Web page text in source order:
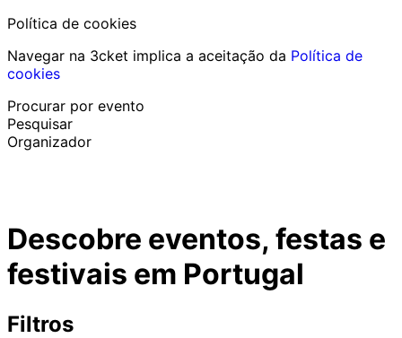
Política de cookies
Navegar na 3cket implica a aceitação da Política de
cookies
Procurar por evento
Pesquisar
Organizador
Ajuda ao participantePerdi o meu bilhete
Login Promover evento
Descobre eventos, festas e
festivais em Portugal
Filtros